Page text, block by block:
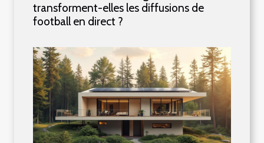
transforment-elles les diffusions de
football en direct ?